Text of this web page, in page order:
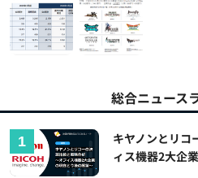
総合ニュース
キヤノンとリコ
ィス機器2大企